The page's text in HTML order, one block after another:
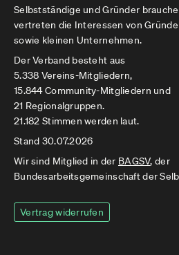
Selbstständige und Gründer
vertreten die Interessen von
sowie kleinen Unternehmen.
Der Verband besteht aus
5.338 Vereins-Mitgliedern,
15.844 Community-Mitgliedern und
21 Regionalgruppen.
21.182 Stimmen werden laut.
Stand 30.07.2026
Wir sind Mitglied in der BAGSV, der
Bundesarbeitsgemeinschaft der
Vertrag widerrufen